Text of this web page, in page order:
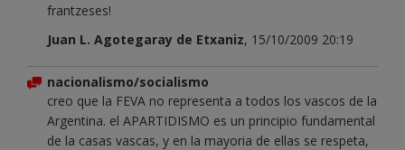
frantzeses!
Juan L. Agotegaray de Etxaniz, 15/10/2009 20:19
nacionalismo/socialismo
creo que la FEVA no representa a todos los vascos de la
Argentina. el APARTIDISMO es un principio fundamental
de la casas vascas, y en la mayoria de ellas se respeta,